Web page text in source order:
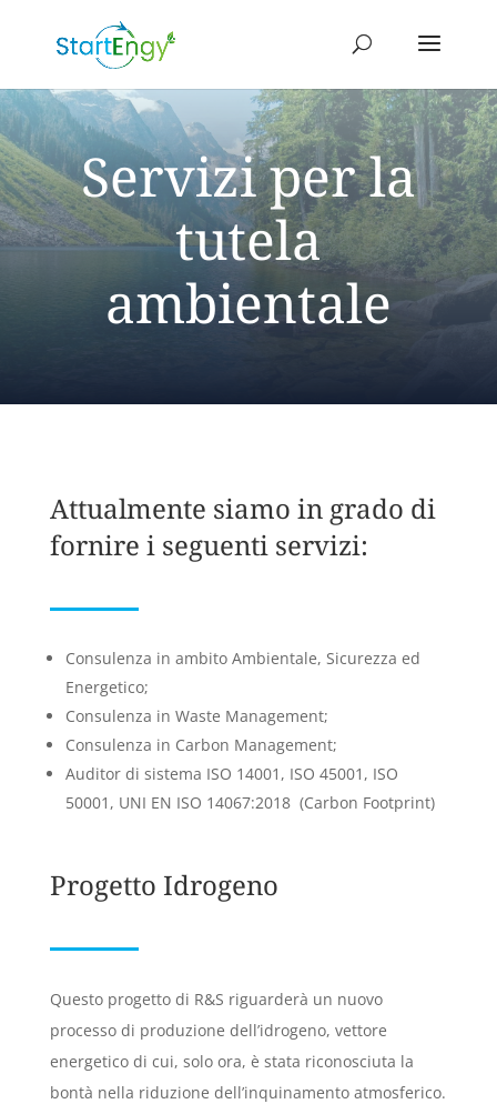
Servizi per la
tutela
ambientale
Attualmente siamo in grado di
fornire i seguenti servizi:
Consulenza in ambito Ambientale, Sicurezza ed
Energetico;
Consulenza in Waste Management;
Consulenza in Carbon Management;
Auditor di sistema ISO 14001, ISO 45001, ISO
50001, UNI EN ISO 14067:2018 (Carbon Footprint)
Progetto Idrogeno
Questo progetto di R&S riguarderà un nuovo
processo di produzione dell’idrogeno, vettore
energetico di cui, solo ora, è stata riconosciuta la
bontà nella riduzione dell’inquinamento atmosferico.